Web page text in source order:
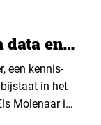
data en
een kennis-
in het
Molenaar is